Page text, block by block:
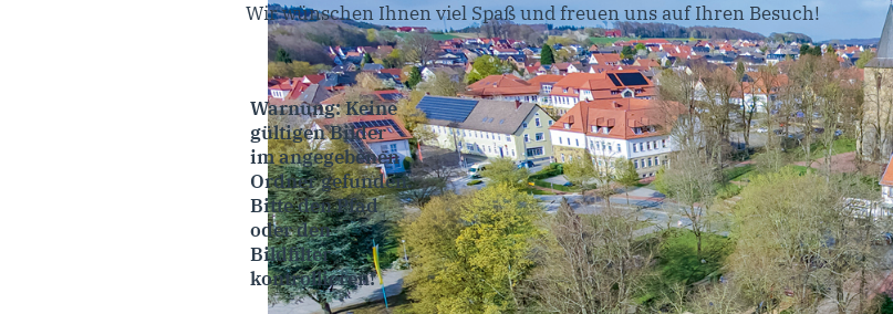
Wir wünschen Ihnen viel Spaß und freuen uns auf Ihren Besuch!
Warnung: Keine
gültigen Bilder
im angegebenen
Ordner gefunden.
Bitte den Pfad
oder den
Bildfilter
kontrollieren!